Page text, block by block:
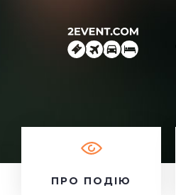
ПРО ПОДІЮ